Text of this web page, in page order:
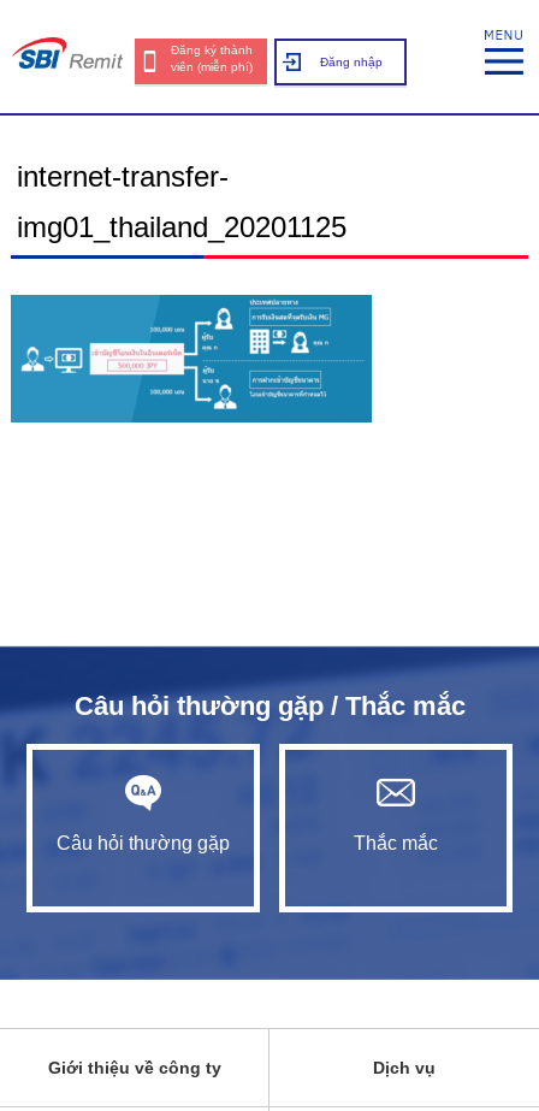
Đăng ký thành
viên (miễn phí)
Đăng nhập
internet-transfer-
img01_thailand_20201125
Câu hỏi thường gặp / Thắc mắc
Câu hỏi thường gặp Thắc mắc
Giới thiệu về công ty Dịch vụ